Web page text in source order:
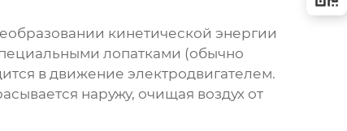
кинетической энергии
лопатками (обычно
в движение электродвигателем.
наружу, очищая воздух от